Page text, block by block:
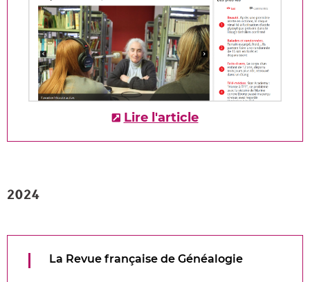
Lire l'article
2024
La Revue française de Généalogie